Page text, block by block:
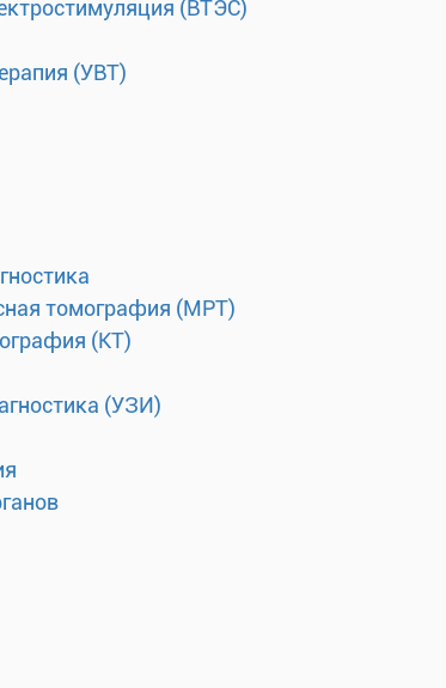
(ВТЭС)
(УВТ)
томография (МРТ)
(КТ)
(УЗИ)